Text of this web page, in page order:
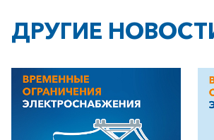
ДРУГИЕ